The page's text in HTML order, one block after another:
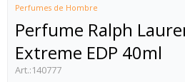
Perfumes de Hombre
Perfume Ralph
Extreme EDP 40ml
140777